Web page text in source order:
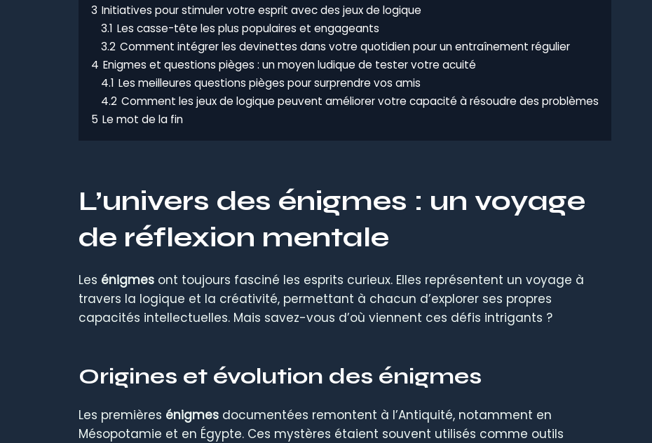
3 Initiatives pour stimuler votre esprit avec des jeux de logique
3.1 Les casse-tête les plus populaires et engageants
3.2 Comment intégrer les devinettes dans votre quotidien pour un entraînement régulier
4 Enigmes et questions pièges : un moyen ludique de tester votre acuité
4.1 Les meilleures questions pièges pour surprendre vos amis
4.2 Comment les jeux de logique peuvent améliorer votre capacité à résoudre des problèmes
5 Le mot de la fin
L’univers des énigmes : un voyage
de réflexion mentale
Les énigmes ont toujours fasciné les esprits curieux. Elles représentent un voyage à
travers la logique et la créativité, permettant à chacun d’explorer ses propres
capacités intellectuelles. Mais savez-vous d’où viennent ces défis intrigants ?
Origines et évolution des énigmes
Les premières énigmes documentées remontent à l’Antiquité, notamment en
Mésopotamie et en Égypte. Ces mystères étaient souvent utilisés comme outils